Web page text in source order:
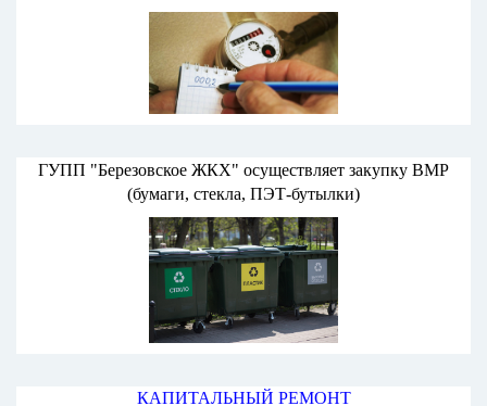
ГУПП "Березовское ЖКХ" осуществляет закупку ВМР
(бумаги, стекла, ПЭТ-бутылки)
КАПИТАЛЬНЫЙ РЕМОНТ